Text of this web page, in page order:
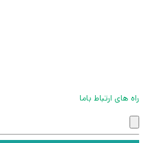
راه های ارتباط باما